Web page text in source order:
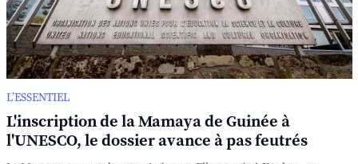
L’ESSENTIEL
L'inscription de la Mamaya de Guinée à
l'UNESCO, le dossier avance à pas feutrés